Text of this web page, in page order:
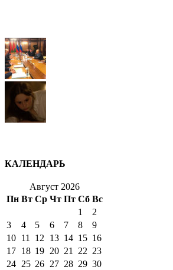
КАЛЕНДАРЬ
Август 2026
Пн Вт Ср Чт Пт Сб Вс
1
2
3
4 5 6 7 8
9
10 11 12 13 14 15 16
17 18 19 20 21 22 23
24 25 26 27 28 29 30